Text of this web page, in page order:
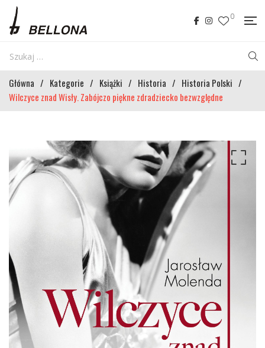
0
Główna / Kategorie / Książki / Historia / Historia Polski /
Wilczyce znad Wisły. Zabójczo piękne zdradziecko bezwzględne